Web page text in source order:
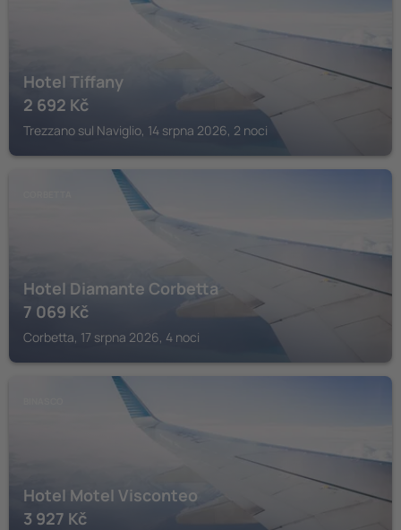
Hotel Tiffany
2 692 Kč
Trezzano sul Naviglio, 14 srpna 2026, 2 noci
Hotel Diamante Corbetta
7 069 Kč
Corbetta, 17 srpna 2026, 4 noci
Hotel Motel Visconteo
3 927 Kč